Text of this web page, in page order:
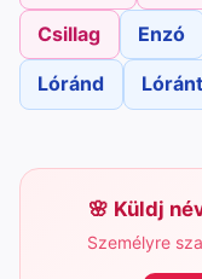
Csillag Enzó
Lóránd Lóránt
Küldj
Személyre